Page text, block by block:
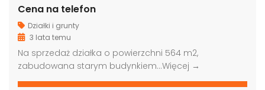
Cena na telefon
Działki i grunty
3 lata temu
Na sprzedaż działka o powierzchni 564 m2,
zabudowana starym budynkiem…Więcej →